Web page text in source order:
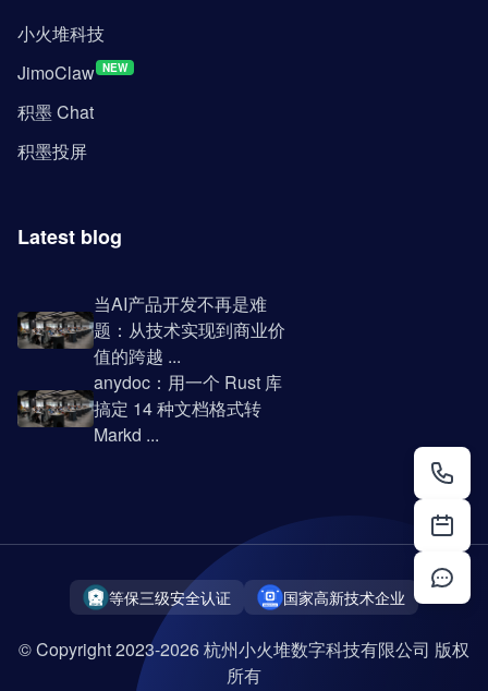
小火堆科技
JimoClaw NEW
积墨 Chat
积墨投屏
Latest blog
当AI产品开发不再是难
题：从技术实现到商业价
值的跨越 ...
anydoc：用一个 Rust 库
搞定 14 种文档格式转
Markd ...
等保三级安全认证 国家高新技术企业
© Copyright 2023-2026 杭州小火堆数字科技有限公司 版权
所有